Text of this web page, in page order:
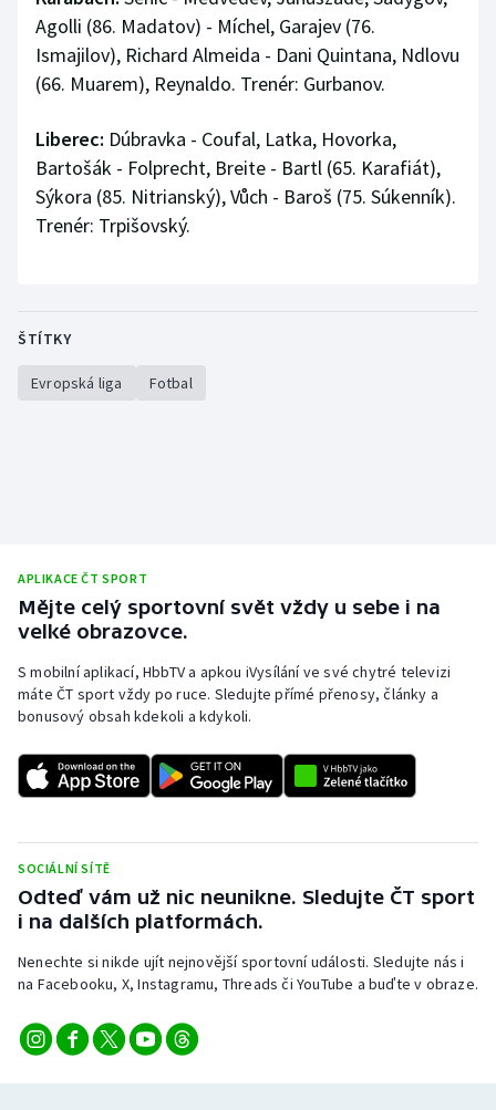
Agolli (86. Madatov) - Míchel, Garajev (76.
Ismajilov), Richard Almeida - Dani Quintana, Ndlovu
(66. Muarem), Reynaldo. Trenér: Gurbanov.
Liberec: Dúbravka - Coufal, Latka, Hovorka,
Bartošák - Folprecht, Breite - Bartl (65. Karafiát),
Sýkora (85. Nitrianský), Vůch - Baroš (75. Súkenník).
Trenér: Trpišovský.
ŠTÍTKY
Evropská liga Fotbal
APLIKACE ČT SPORT
Mějte celý sportovní svět vždy u sebe i na
velké obrazovce.
S mobilní aplikací, HbbTV a apkou iVysílání ve své chytré televizi
máte ČT sport vždy po ruce. Sledujte přímé přenosy, články a
bonusový obsah kdekoli a kdykoli.
SOCIÁLNÍ SÍTĚ
Odteď vám už nic neunikne. Sledujte ČT sport
i na dalších platformách.
Nenechte si nikde ujít nejnovější sportovní události. Sledujte nás i
na Facebooku, X, Instagramu, Threads či YouTube a buďte v obraze.